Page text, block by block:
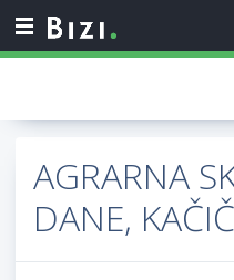
AGRARNA
DANE,